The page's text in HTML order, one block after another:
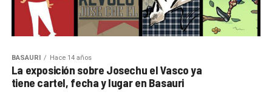
BASAURI Hace 14 años
La exposición sobre Josechu el Vasco ya
tiene cartel, fecha y lugar en Basauri